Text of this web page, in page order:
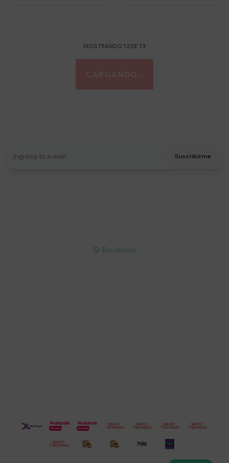
MOSTRANDO 12 DE 13
Suscribirme
 Escribinos